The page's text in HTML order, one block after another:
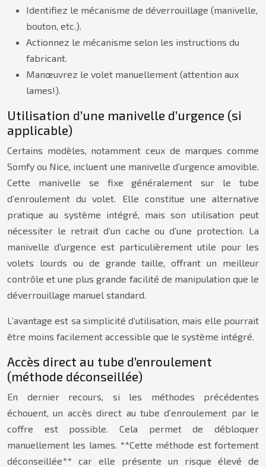
Identifiez le mécanisme de déverrouillage (manivelle,
bouton, etc.).
Actionnez le mécanisme selon les instructions du
fabricant.
Manœuvrez le volet manuellement (attention aux
lames!).
Utilisation d’une manivelle d’urgence (si
applicable)
Certains modèles, notamment ceux de marques comme
Somfy ou Nice, incluent une manivelle d’urgence amovible.
Cette manivelle se fixe généralement sur le tube
d’enroulement du volet. Elle constitue une alternative
pratique au système intégré, mais son utilisation peut
nécessiter le retrait d’un cache ou d’une protection. La
manivelle d’urgence est particulièrement utile pour les
volets lourds ou de grande taille, offrant un meilleur
contrôle et une plus grande facilité de manipulation que le
déverrouillage manuel standard.
L’avantage est sa simplicité d’utilisation, mais elle pourrait
être moins facilement accessible que le système intégré.
Accès direct au tube d’enroulement
(méthode déconseillée)
En dernier recours, si les méthodes précédentes
échouent, un accès direct au tube d’enroulement par le
coffre est possible. Cela permet de débloquer
manuellement les lames. **Cette méthode est fortement
déconseillée** car elle présente un risque élevé de